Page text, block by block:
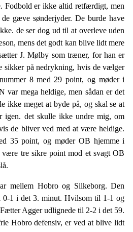
Fodbold er ikke altid retfærdigt, men
de gæve sønderjyder. De burde have
de ser dog ud til at overleve uden
mens det godt kan blive lidt mere
J. Mølby som træner, for han er
sikker på nedrykning, hvis de vælger
8 med 29 point, og møder i
var mega heldige, men sådan er det
ikke meget at byde på, og skal se at
igen. det skulle ikke undre mig, om
de bliver ved med at være heldige.
35 point, og møder OB hjemme i
tre sikre point mod et svagt OB
mellem Hobro og Silkeborg. Den
0-1 i det 3. minut. Hvilsom til 1-1 og
Agger udlignede til 2-2 i det 59.
Hobro defensiv, er ved at blive lidt